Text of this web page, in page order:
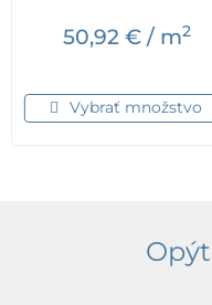
50,92 €/ m2
Vybrať množstvo